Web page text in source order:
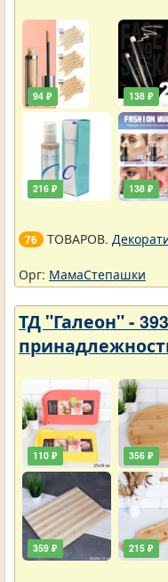
94 ₽
216 ₽
138 ₽
138 ₽
76 ТОВАРОВ.
Орг: МамаСтепашки
ТД "Галеон" -
110 ₽
359 ₽
356 ₽
215 ₽